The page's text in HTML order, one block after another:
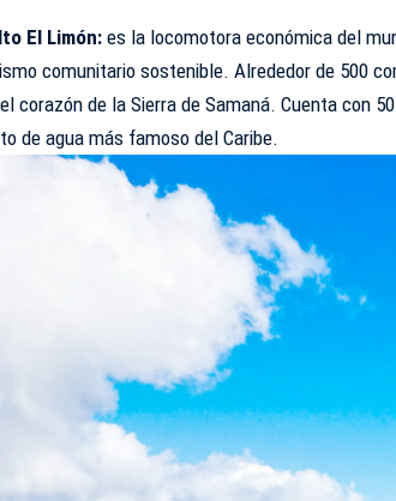
El Limón: es la locomotora económica del
comunitario sostenible. Alrededor de 500
corazón de la Sierra de Samaná. Cuenta con
de agua más famoso del Caribe.